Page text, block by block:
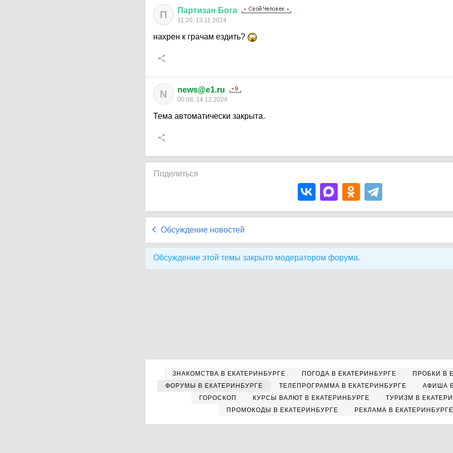
П Партизан Бога
11:20, 13.11.2024
нахрен к грачам ездить?
N news@e1.ru
00:08, 14.12.2024
Тема автоматически закрыта.
Поделиться
Обсуждение новостей
Обсуждение этой темы закрыто модератором форума.
ЗНАКОМСТВА В ЕКАТЕРИНБУРГЕ ПОГОДА В ЕКАТЕРИНБУРГЕ
ПРОБКИ В
ФОРУМЫ В ЕКАТЕРИНБУРГЕ
ТЕЛЕПРОГРАММА В ЕКАТЕРИНБУРГЕ
АФИША
ГОРОСКОП
КУРСЫ ВАЛЮТ В ЕКАТЕРИНБУРГЕ
ТУРИЗМ В
ПРОМОКОДЫ В ЕКАТЕРИНБУРГЕ
РЕКЛАМА В ЕКАТЕРИНБУРГЕ